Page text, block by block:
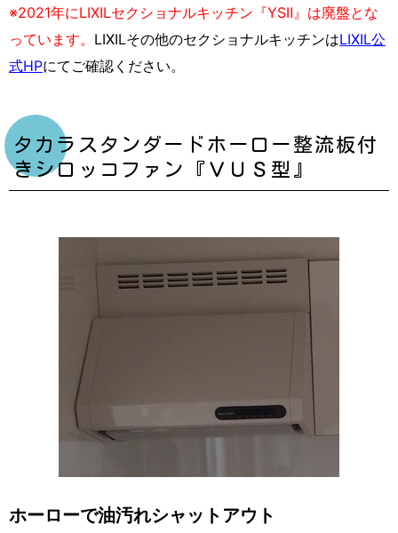
※2021年にLIXILセクショナルキッチン『YSⅡ』は廃盤とな
っています。 LIXILその他のセクショナルキッチンはLIXIL公
式HPにてご確認ください。
タカラスタンダードホーロー整流板付
きシロッコファン『ＶＵＳ型』
ホーローで油汚れシャットアウト